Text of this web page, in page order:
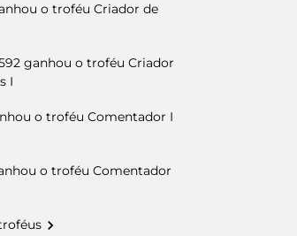
o troféu Criador de
ganhou o troféu Criador
I
o troféu Comentador I
o troféu Comentador